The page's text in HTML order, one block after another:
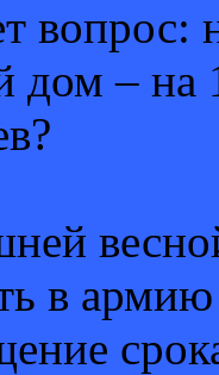
вопрос:
дом – на
в армию